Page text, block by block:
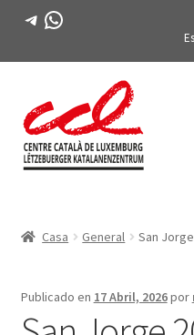
Telegrama
WhatsApp
la
navegación
al
contenido
ACTIVIDADES
CURSOS
Casa General San
Publicado en 17 Abril, 2026por